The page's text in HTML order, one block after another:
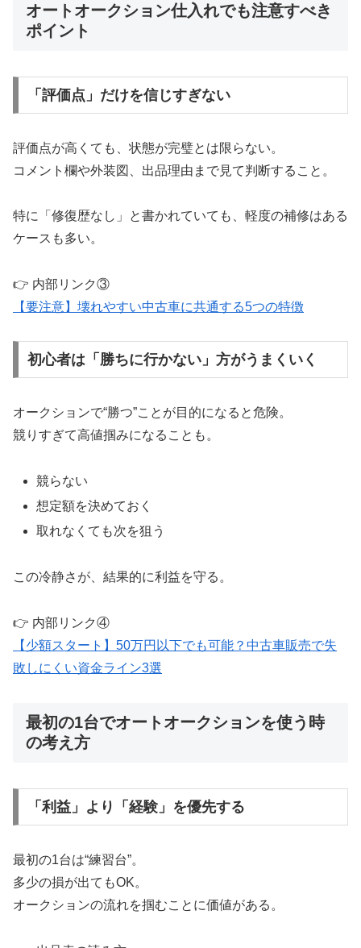
オートオークション仕入れでも注意すべき
ポイント
「評価点」だけを信じすぎない
評価点が高くても、状態が完璧とは限らない。
コメント欄や外装図、出品理由まで見て判断すること。
特に「修復歴なし」と書かれていても、軽度の補修はある
ケースも多い。
👉 内部リンク③
【要注意】壊れやすい中古車に共通する5つの特徴
初心者は「勝ちに行かない」方がうまくいく
オークションで“勝つ”ことが目的になると危険。
競りすぎて高値掴みになることも。
競らない
想定額を決めておく
取れなくても次を狙う
この冷静さが、結果的に利益を守る。
👉 内部リンク④
【少額スタート】50万円以下でも可能？中古車販売で失
敗しにくい資金ライン3選
最初の1台でオートオークションを使う時
の考え方
「利益」より「経験」を優先する
最初の1台は“練習台”。
多少の損が出てもOK。
オークションの流れを掴むことに価値がある。